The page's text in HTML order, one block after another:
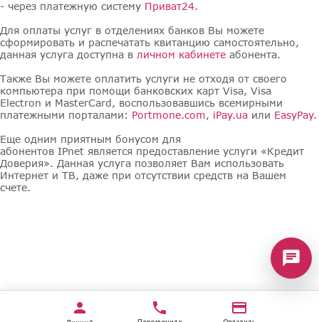
- через платежную систему Приват24.
Для оплаты услуг в отделениях банков Вы можете
сформировать и распечатать квитанцию самостоятельно,
данная услуга доступна в личном кабинете абонента.
Также Вы можете оплатить услуги не отходя от своего
компьютера при помощи банковских карт Visa, Visa
Electron и MasterCard, воспользовавшись всемирными
платежными порталами: Portmone.com, iPay.ua или EasyPay.
Еще одним приятным бонусом для
абонентов IPnet является предоставление услуги «Кредит
Доверия». Данная услуга позволяет Вам использовать
Интернет и ТВ, даже при отсутствии средств на Вашем
счете.
person phone credit_card
chat